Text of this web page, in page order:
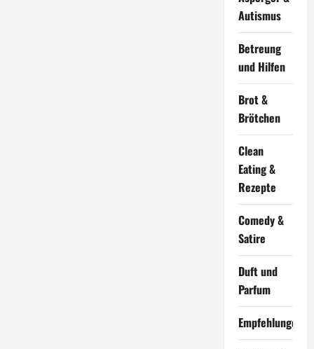
Autismus
Betreung
und Hilfen
Brot &
Brötchen
Clean
Eating &
Rezepte
Comedy &
Satire
Duft und
Parfum
Empfehlungen